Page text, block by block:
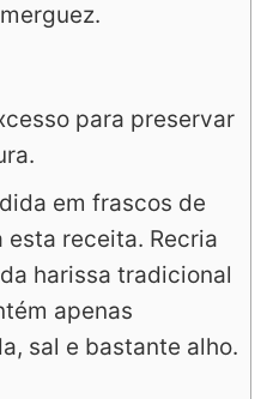
para preservar
em frascos de
receita. Recria
harissa tradicional
apenas
sal e bastante alho.